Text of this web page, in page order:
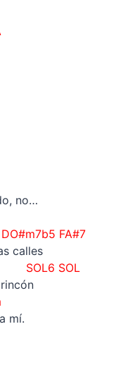
no…
FA#7
calles
SOL
mí.